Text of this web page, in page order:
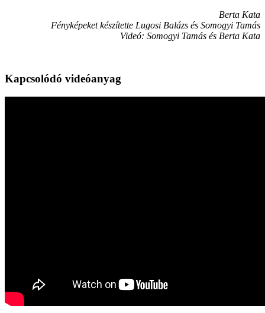
Berta Kata
Fényképeket készítette Lugosi Balázs és Somogyi Tamás
Videó: Somogyi Tamás és Berta Kata
Kapcsolódó videóanyag